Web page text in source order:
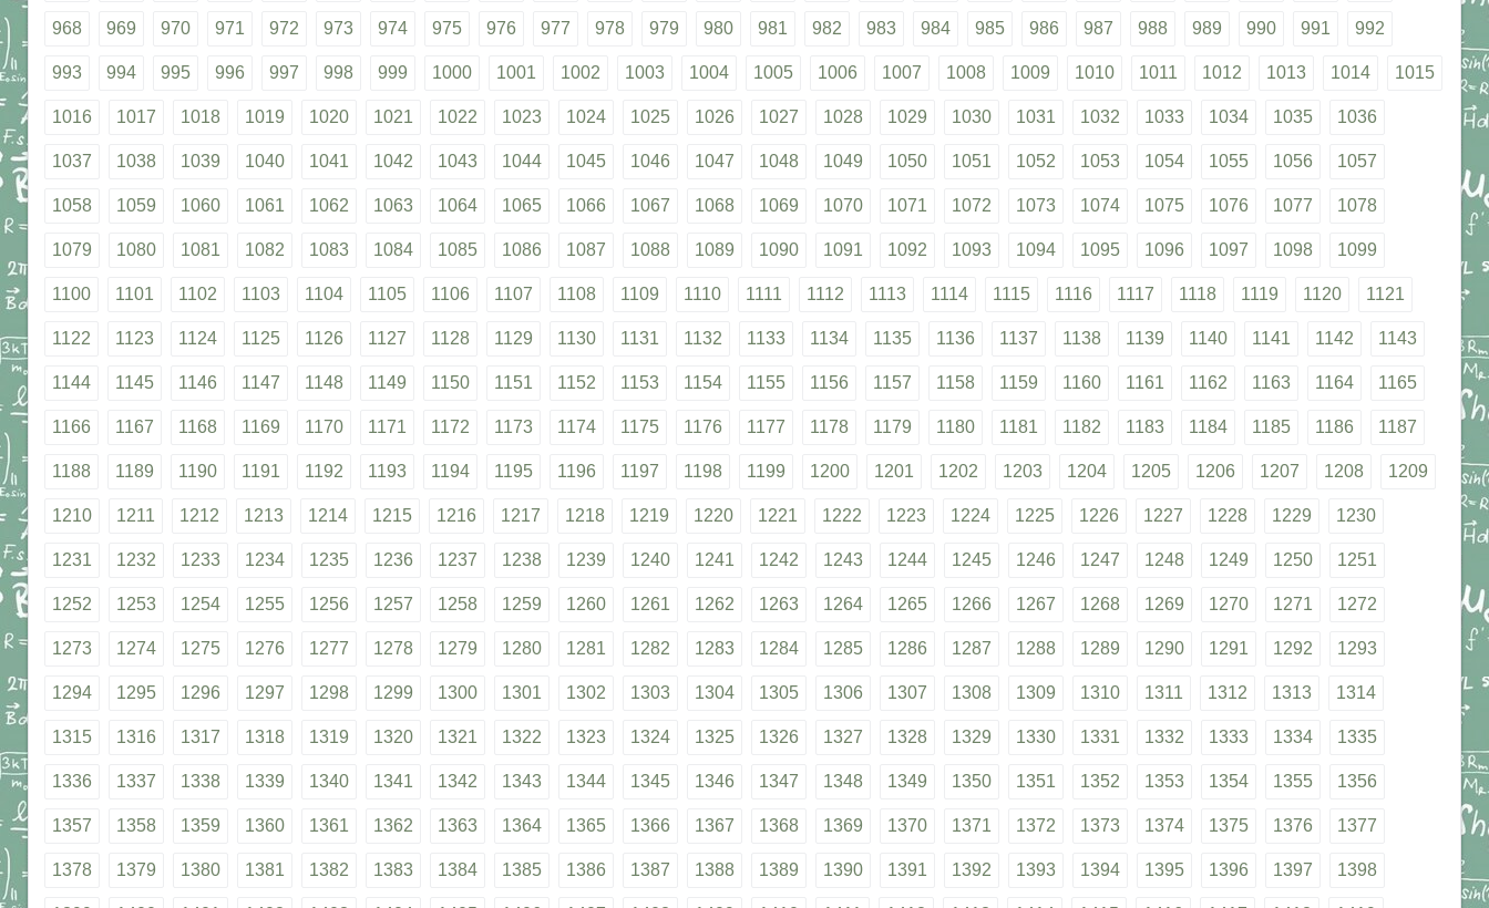
968 969 970 971 972 973 974 975 976 977 978 979 980 981 982 983 984 985 986 987 988 989 990 991 992
993 994 995 996 997 998 999 1000 1001 1002 1003 1004 1005 1006 1007 1008 1009 1010 1011 1012 1013 1014 1015
1016 1017 1018 1019 1020 1021 1022 1023 1024 1025 1026 1027 1028 1029 1030 1031 1032 1033 1034 1035 1036
1037 1038 1039 1040 1041 1042 1043 1044 1045 1046 1047 1048 1049 1050 1051 1052 1053 1054 1055 1056 1057
1058 1059 1060 1061 1062 1063 1064 1065 1066 1067 1068 1069 1070 1071 1072 1073 1074 1075 1076 1077 1078
1079 1080 1081 1082 1083 1084 1085 1086 1087 1088 1089 1090 1091 1092 1093 1094 1095 1096 1097 1098 1099
1100 1101 1102 1103 1104 1105 1106 1107 1108 1109 1110 1111 1112 1113 1114 1115 1116 1117 1118 1119 1120 1121
1122 1123 1124 1125 1126 1127 1128 1129 1130 1131 1132 1133 1134 1135 1136 1137 1138 1139 1140 1141 1142 1143
1144 1145 1146 1147 1148 1149 1150 1151 1152 1153 1154 1155 1156 1157 1158 1159 1160 1161 1162 1163 1164 1165
1166 1167 1168 1169 1170 1171 1172 1173 1174 1175 1176 1177 1178 1179 1180 1181 1182 1183 1184 1185 1186 1187
1188 1189 1190 1191 1192 1193 1194 1195 1196 1197 1198 1199 1200 1201 1202 1203 1204 1205 1206 1207 1208 1209
1210 1211 1212 1213 1214 1215 1216 1217 1218 1219 1220 1221 1222 1223 1224 1225 1226 1227 1228 1229 1230
1231 1232 1233 1234 1235 1236 1237 1238 1239 1240 1241 1242 1243 1244 1245 1246 1247 1248 1249 1250 1251
1252 1253 1254 1255 1256 1257 1258 1259 1260 1261 1262 1263 1264 1265 1266 1267 1268 1269 1270 1271 1272
1273 1274 1275 1276 1277 1278 1279 1280 1281 1282 1283 1284 1285 1286 1287 1288 1289 1290 1291 1292 1293
1294 1295 1296 1297 1298 1299 1300 1301 1302 1303 1304 1305 1306 1307 1308 1309 1310 1311 1312 1313 1314
1315 1316 1317 1318 1319 1320 1321 1322 1323 1324 1325 1326 1327 1328 1329 1330 1331 1332 1333 1334 1335
1336 1337 1338 1339 1340 1341 1342 1343 1344 1345 1346 1347 1348 1349 1350 1351 1352 1353 1354 1355 1356
1357 1358 1359 1360 1361 1362 1363 1364 1365 1366 1367 1368 1369 1370 1371 1372 1373 1374 1375 1376 1377
1378 1379 1380 1381 1382 1383 1384 1385 1386 1387 1388 1389 1390 1391 1392 1393 1394 1395 1396 1397 1398